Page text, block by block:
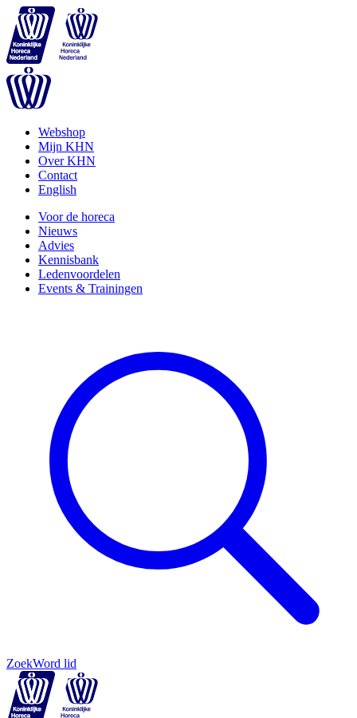
Webshop
Mijn KHN
Over KHN
Contact
English
Voor de horeca
Nieuws
Advies
Kennisbank
Ledenvoordelen
Events & Trainingen
ZoekWord lid